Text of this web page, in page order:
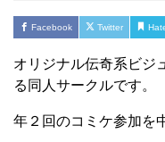
Facebook Twitter
オリジナル伝奇系ビジ
る同人サークルです。
年２回のコミケ参加を